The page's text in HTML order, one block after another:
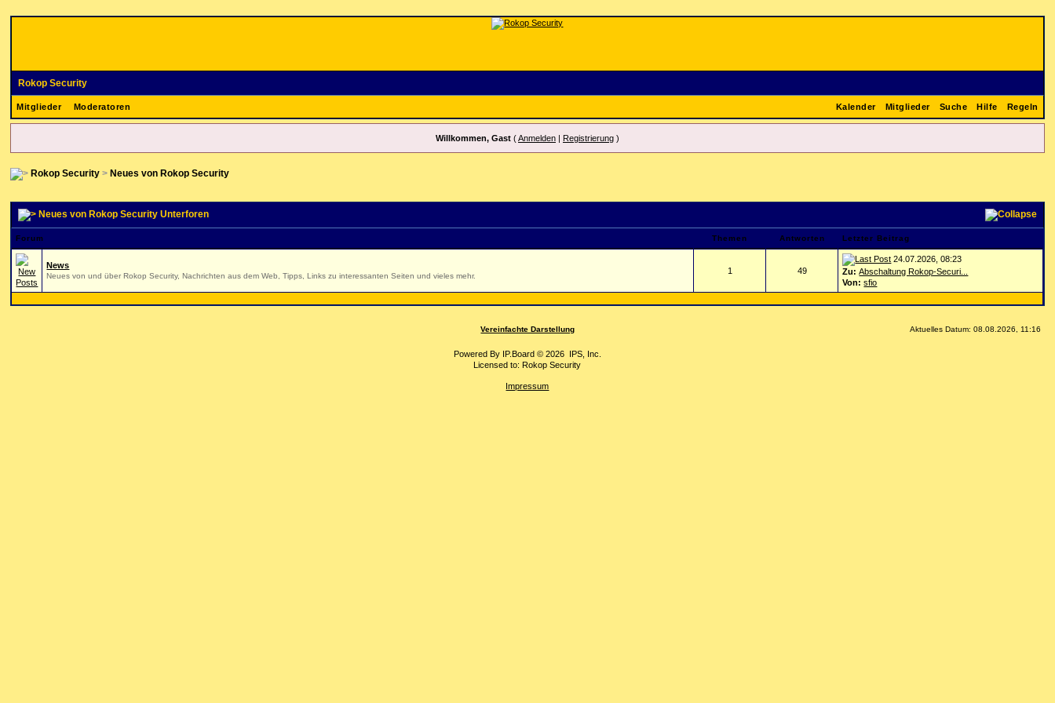
Rokop Security
Mitglieder Moderatoren Regeln
Hilfe
Suche
Mitglieder
Kalender
Willkommen, Gast(Anmelden| Registrierung)
Rokop Security > Neues von Rokop Security
Neues von Rokop Security Unterforen
Forum Themen Antworten Letzter Beitrag
News
Neues von und über Rokop Security, Nachrichten aus dem Web, Tipps, Links zu interessanten Seiten und vieles mehr.
1 49
24.07.2026, 08:23
Zu: Abschaltung Rokop-Securi...
Von: sfio
Vereinfachte Darstellung Aktuelles Datum: 08.08.2026, 11:16
Powered By IP.Board© 2026 IPS, Inc
Licensed to: Rokop Security
Impressum